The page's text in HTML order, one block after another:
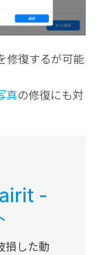
修復するが可能
真の修復にも対
-
損した動